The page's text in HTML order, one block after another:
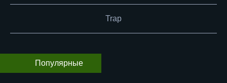
Trap
Популярные